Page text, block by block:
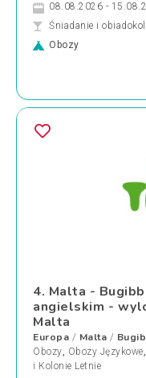
08.08.2026 -
Śniadanie i
Obozy
4. Malta -
angielskim -
Malta
Europa / Malta /
Obozy, Obozy Językowe,
i Kolonie Letnie